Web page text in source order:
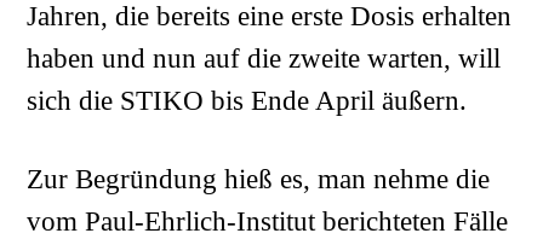
Jahren, die bereits eine erste Dosis erhalten
haben und nun auf die zweite warten, will
sich die STIKO bis Ende April äußern.
Zur Begründung hieß es, man nehme die
vom Paul-Ehrlich-Institut berichteten Fälle